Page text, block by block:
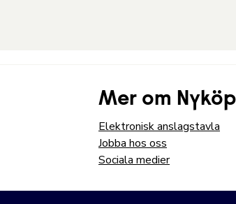
Mer om
Elektronisk anslagstavla
Jobba hos oss
Sociala medier